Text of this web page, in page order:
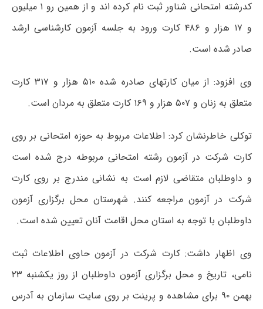
کدرشته امتحانی شناور ثبت نام کرده اند و از همین رو ۱ میلیون
و ۱۷ هزار و ۴۸۶ کارت ورود به جلسه آزمون کارشناسی ارشد
صادر شده است.
وی افزود: از میان کارتهای صادره شده ۵۱۰ هزار و ۳۱۷ کارت
متعلق به زنان و ۵۰۷ هزار و ۱۶۹ کارت متعلق به مردان است.
توکلی خاطرنشان کرد: اطلاعات مربوط به حوزه امتحانی بر روی
کارت شرکت در آزمون رشته امتحانی مربوطه درج شده است
و داوطلبان‌ متقاضی‌ لازم‌ است‌ به نشانی مندرج بر روی کارت
شرکت در آزمون مراجعه کنند. شهرستان محل برگزاری آزمون
داوطلبان با توجه به استان محل اقامت آنان تعیین شده است.
وی اظهار داشت: کارت شرکت در آزمون حاوی اطلاعات ثبت
نامی، تاریخ و محل برگزاری آزمون داوطلبان از روز یکشنبه ۲۳
بهمن ۹۰ برای مشاهده و پرینت بر روی سایت سازمان به آدرس